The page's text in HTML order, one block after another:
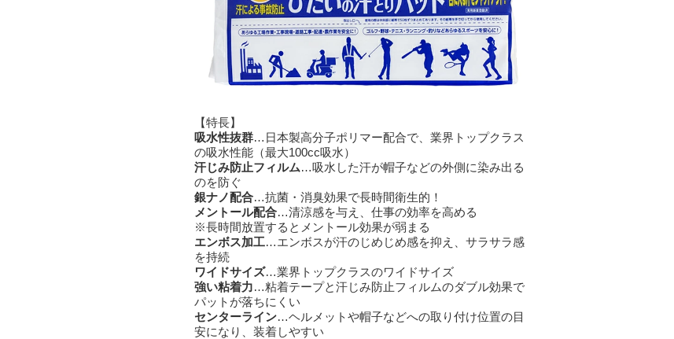
【特長】
吸水性抜群…日本製高分子ポリマー配合で、業界トップクラス
の吸水性能（最大100cc吸水）
汗じみ防止フィルム…吸水した汗が帽子などの外側に染み出る
のを防ぐ
銀ナノ配合…抗菌・消臭効果で長時間衛生的！
メントール配合…清涼感を与え、仕事の効率を高める
※長時間放置するとメントール効果が弱まる
エンボス加工…エンボスが汗のじめじめ感を抑え、サラサラ感
を持続
ワイドサイズ…業界トップクラスのワイドサイズ
強い粘着力…粘着テープと汗じみ防止フィルムのダブル効果で
パットが落ちにくい
センターライン…ヘルメットや帽子などへの取り付け位置の目
安になり、装着しやすい